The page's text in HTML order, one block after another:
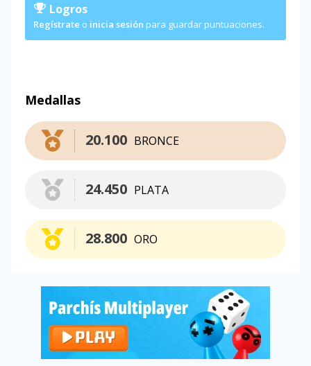
Logros
Regístrate o inicia sesión para guardar puntuaciones.
Medallas
BRONCE
20.100
PLATA
24.450
ORO
28.800